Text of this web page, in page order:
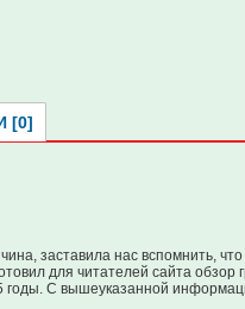
[0]
заставила нас вспомнить,
для читателей сайта обзор
годы. С вышеуказанной